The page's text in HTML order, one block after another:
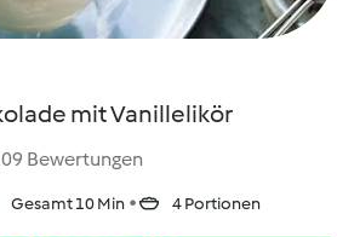
mit Vanillelikör
Bewertungen
Gesamt 10 Min 4 Portionen